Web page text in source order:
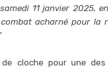
11 janvier 2025,
combat acharné pour la
cloche pour une